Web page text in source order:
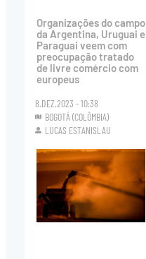
Organizações do campo
da Argentina, Uruguai e
Paraguai veem com
preocupação tratado
de livre comércio com
europeus
8.DEZ.2023 - 10:38
BOGOTÁ (COLÔMBIA)
LUCAS ESTANISLAU